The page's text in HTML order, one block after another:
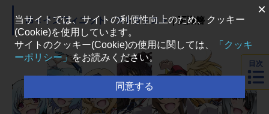
姉の真央とは正反対で天使のように
大らかな心を持つ恵、自他共に認め
る天才ながら致命的な常識知らずの
紫音、いつも腹ぺこ不思議な綺
羅々。個性的な彼女たちとの、ゆる
ふわな時間が流れていく……。作品
名GJ部放送形態TVアニメスケジュー
IS＜インフィニット・ストラトス＞｜更識簪
目次
×
当サイトでは、サイトの利便性向上のため、クッキー
(Cookie)を使用しています。
サイトのクッキー(Cookie)の使用に関しては、
「クッキ
ーポリシー」をお読みください。
同意する